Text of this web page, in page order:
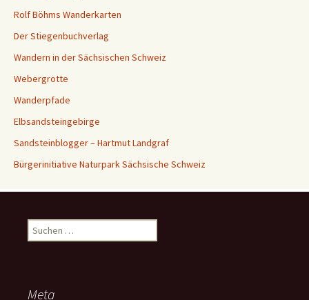
Rolf Böhms Wanderkarten
Der Stiegenbuchverlag
Wandern in der Sächsischen Schweiz
Webergrotte
Wanderpfade
Elbsandsteingebirge
Sandsteinblogger – Hartmut Landgraf
Bürgerinitiative Naturpark Sächsische Schweiz
Suchen
nach:
Meta